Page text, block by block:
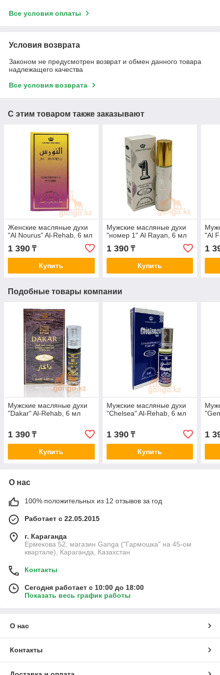
Все условия оплаты
Условия возврата
Законом не предусмотрен возврат и обмен данного товара
надлежащего качества
Все условия возврата
С этим товаром также заказывают
Женские масляные духи
"Al Nourus" Al-Rehab, 6 мл
1 390 ₸
Купить
Мужские масляные духи
"номер 1" Al Rayan, 6 мл
1 390₸
Купить
"Al
1
Подобные товары компании
Мужские масляные духи
"Dakar" Al-Rehab, 6 мл
1 390 ₸
Купить
Мужские масляные духи
"Chelsea" Al-Rehab, 6 мл
1 390₸
Купить
1
О нас
100% положительных из 12 отзывов за год
Работает с 22.05.2015
г. Караганда
Ермекова 52, магазин Ganga ("Гармошка" на 45-ом
квартале), Караганда, Казахстан
Контакты
Сегодня работает с 10:00 до 18:00
Показать весь график работы
О нас
Контакты